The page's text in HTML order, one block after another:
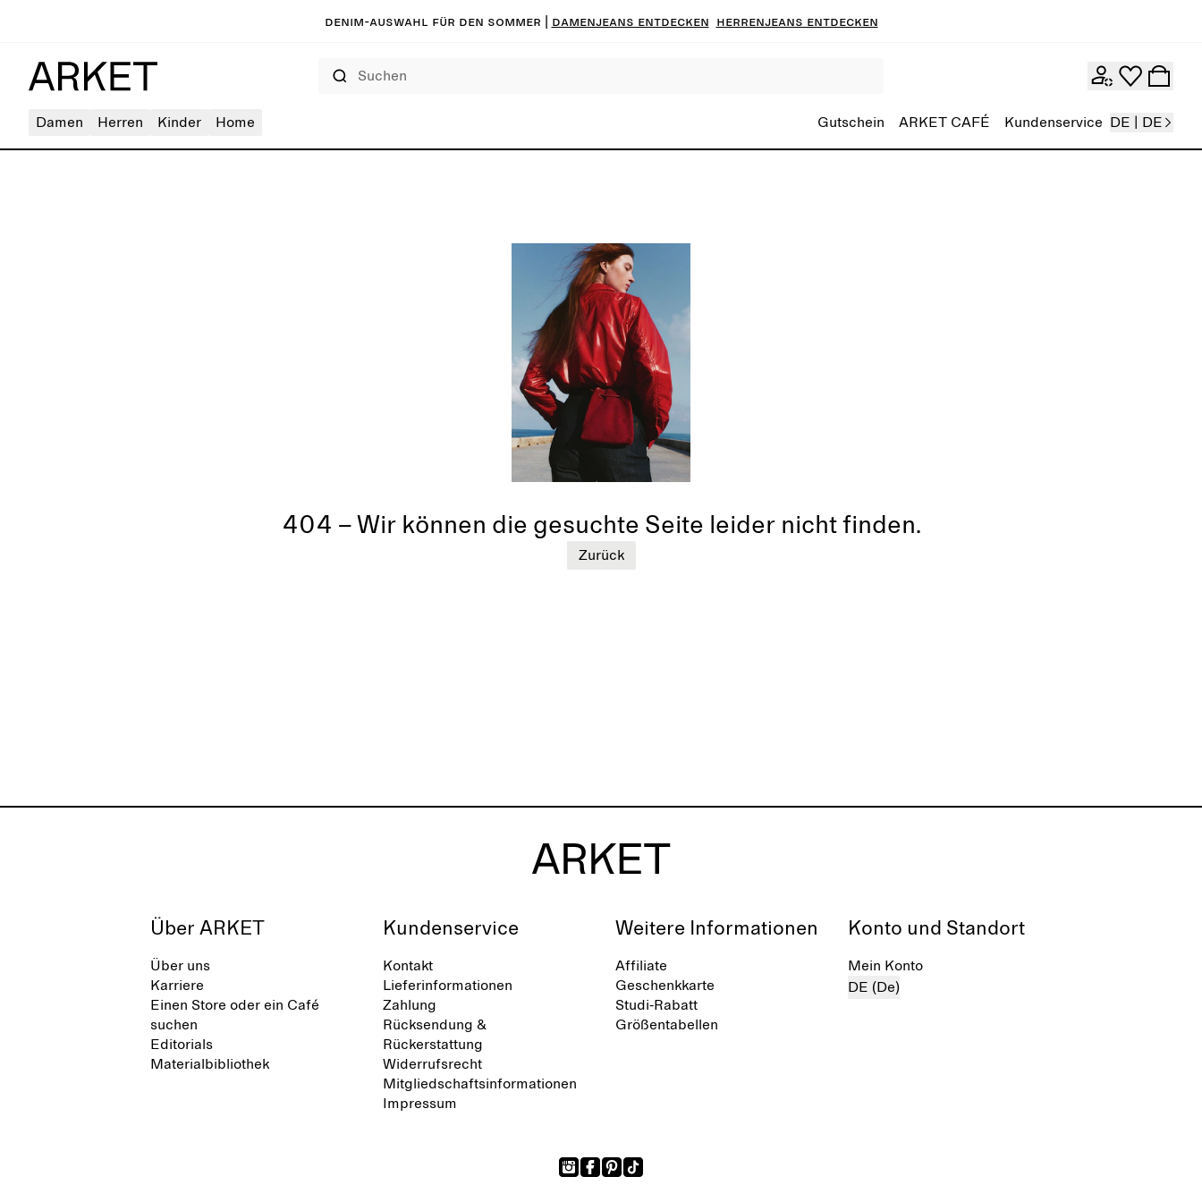
Denim-Auswahl für den Sommer | Damenjeans entdecken Herrenjeans entdecken
Damen Herren Kinder Home Gutschein ARKET CAFÉ Kundenservice DE | DE
404 – Wir können die gesuchte Seite leider nicht finden.
Zurück
Über ARKET
Über uns
Karriere
Einen Store oder ein Café
suchen
Editorials
Materialbibliothek
Kundenservice
Kontakt
Lieferinformationen
Zahlung
Rücksendung &
Rückerstattung
Widerrufsrecht
Mitgliedschaftsinformationen
Impressum
Weitere Informationen
Affiliate
Geschenkkarte
Studi-Rabatt
Größentabellen
Konto und Standort
Mein Konto
DE (De)